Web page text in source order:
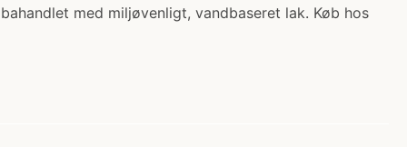
med miljøvenligt, vandbaseret lak. Køb hos